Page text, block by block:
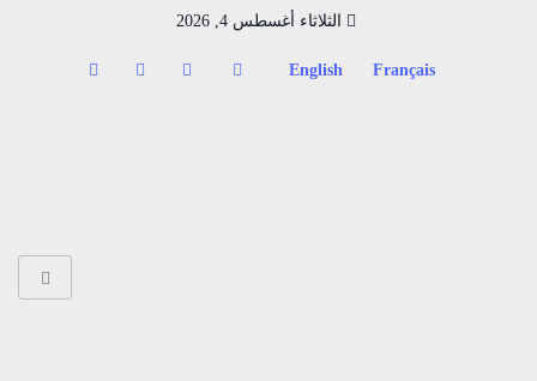
الثلاثاء أغسطس 4, 2026
Français
English